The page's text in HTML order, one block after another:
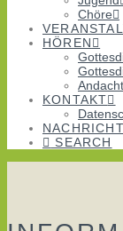
Chöre
HÖREN
KONTAKT
SEARCH